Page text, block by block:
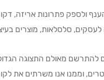
ולספק פתרונות אריזה,
לעסקים, סלסלאות, מוצרים
להתרשם מאולם התצוגה
על 800 מטרים, וממנו אנו משרתים